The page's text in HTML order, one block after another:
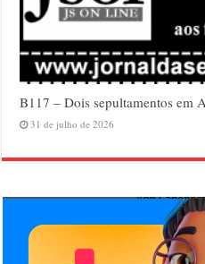
B117 – Dois sepultamentos em
31 de julho de 2026